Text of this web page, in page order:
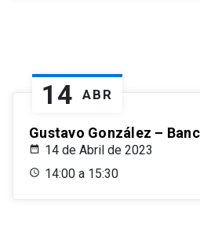
14 ABR
Gustavo González –
14 de Abril de 2023
14:00 a 15:30